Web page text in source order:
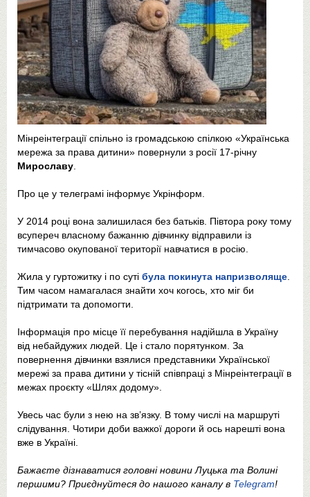
Мінреінтеграції спільно із громадською спілкою «Українська
мережа за права дитини» повернули з росії 17-річну
Мирославу
Про це у телеграмі інформує Укрінформ.
У 2014 році вона залишилася без батьків. Півтора року тому
всупереч власному бажанню дівчинку відправили із
тимчасово окупованої території навчатися в росію.
Жила у гуртожитку і по суті була покинута напризволяще
Тим часом намагалася знайти хоч когось, хто міг би
підтримати та допомогти.
Інформація про місце її перебування надійшла в Україну
від небайдужих людей. Це і стало порятунком. За
повернення дівчинки взялися представники Української
мережі за права дитини у тісній співпраці з Мінреінтеграції в
межах проєкту «Шлях додому».
Увесь час були з нею на зв’язку. В тому числі на маршруті
слідування. Чотири доби важкої дороги й ось нарешті вона
вже в Україні.
Бажаєте дізнаватися головні новини Луцька та Волині
першими? Приєднуйтеся до нашого каналу в Telegram!